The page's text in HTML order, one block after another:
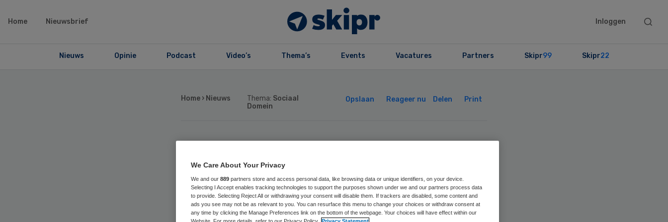
Home Nieuwsbrief Inloggen
Search
Nieuws Opinie Podcast Video’s Thema’s Events Vacatures Partners Skipr99 Skipr22
Home › Nieuws Thema: Sociaal
Domein
Opslaan Reageer nu Delen Print
Hans Spekman nieuwe
voorzitter raad van
toezicht Movisie
We Care About Your Privacy
We and our 889 partners store and access personal data, like browsing data or unique identifiers, on your device.
Selecting I Accept enables tracking technologies to support the purposes shown under we and our partners process data
to provide. Selecting Reject All or withdrawing your consent will disable them. If trackers are disabled, some content and
ads you see may not be as relevant to you. You can resurface this menu to change your choices or withdraw consent at
any time by clicking the Manage Preferences link on the bottom of the webpage. Your choices will have effect within our